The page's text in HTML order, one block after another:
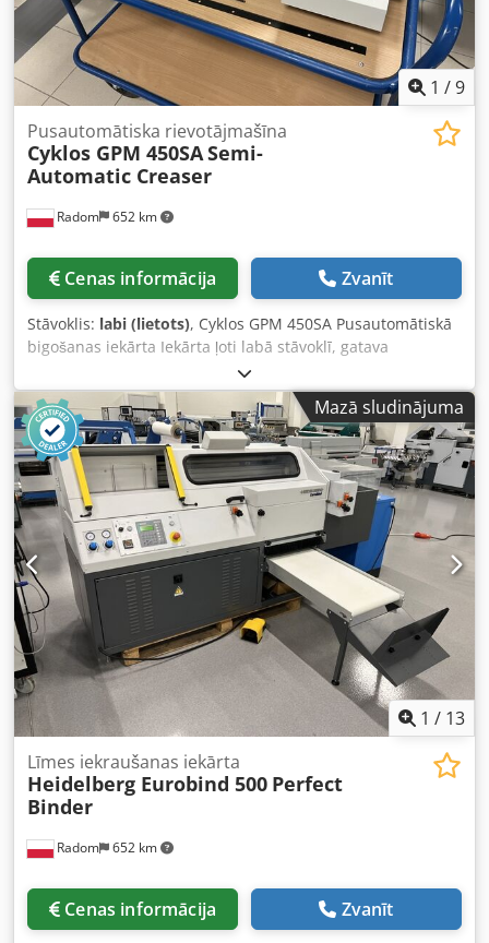
1 /9
Radom 652 km
Pusautomātiska rievotājmašīna
Cyklos GPM 450SASemi-
Automatic Creaser
Cenas informācija Zvanīt
Stāvoklis: labi (lietots), Cyklos GPM 450SA Pusautomātiskā
bigošanas iekārta Iekārta ļoti labā stāvoklī, gatava
ražošanai. Apraksts: Darba platums līdz 450 mm.
Dodpfxozrfcxj Ah Askr Programmētājs ar iespēju saglabāt
līdz 15 bigošanas/perforācijas pozīcijām. Lapas padeve
manuāli, izvadīšana notiek automātiski. Viegli lietojams
vadības panelis ar programmu atmiņu. Stabila metāla
konstrukcija. Bigošana vai perforācija pa papīra platumu
(bigošanas instruments komplektā). Iespējama digitālo
izdruku un laminētu lapu bigošana. Standarta
komplektācijā – 4 dažādi bigošanas platumi. Liels darba
galds.
Mazā sludinājuma
1 / 13
Radom 652 km
Līmes iekraušanas iekārta
Heidelberg Eurobind 500 Perfect
Binder
Cenas informācija Zvanīt